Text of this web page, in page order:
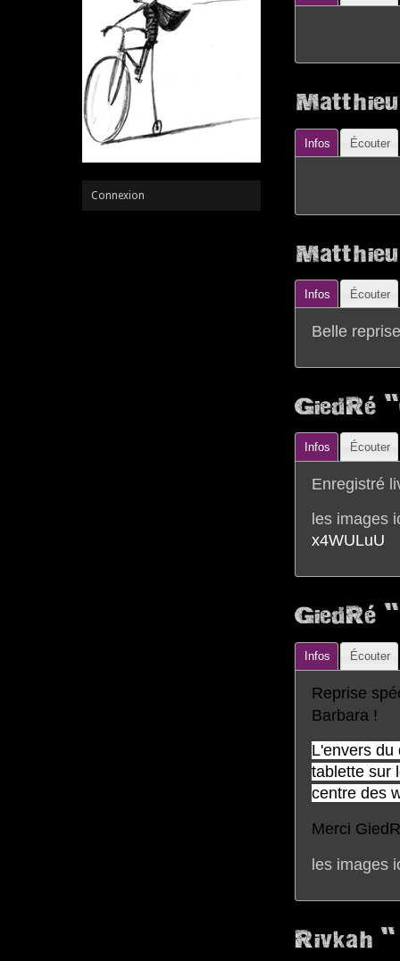
Connexion
Infos Écouter
Infos Écouter
Belle
GiedRé
Infos Écouter
Enregistré
les images
x4WULuU
GiedRé
Infos Écouter
Reprise
Barbara !
L'envers du
tablette sur
centre des
Merci
les images
Rivkah "